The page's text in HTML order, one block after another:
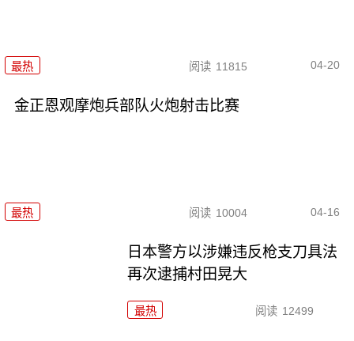
最热 阅读 11815 04-20
金正恩观摩炮兵部队火炮射击比赛
最热 阅读 10004 04-16
日本警方以涉嫌违反枪支刀具法
再次逮捕村田晃大
最热 阅读 12499